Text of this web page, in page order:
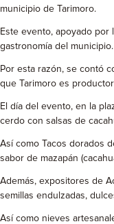
municipio de Tarimoro.
Este evento, apoyado por
gastronomía del municipio.
Por esta razón, se contó
que Tarimoro es
El día del evento, en la
cerdo con salsas de
Así como Tacos dorados
sabor de mazapán
Además, expositores de
semillas endulzadas,
Así como nieves